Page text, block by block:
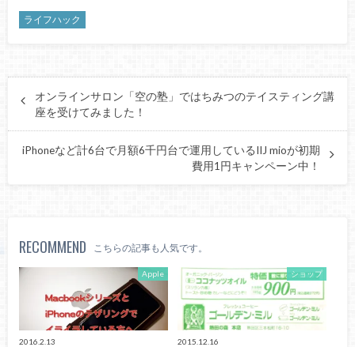
ライフハック
オンラインサロン「空の塾」ではちみつのテイスティング講
座を受けてみました！
iPhoneなど計6台で月額6千円台で運用しているIIJ mioが初期
費用1円キャンペーン中！
RECOMMEND こちらの記事も人気です。
Apple
2016.2.13
ショップ
2015.12.16